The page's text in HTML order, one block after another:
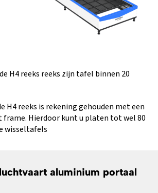
H4 reeks reeks zijn tafel binnen 20
H4 reeks is rekening gehouden met een
frame. Hierdoor kunt u platen tot wel 80
wisseltafels
aluminium portaal